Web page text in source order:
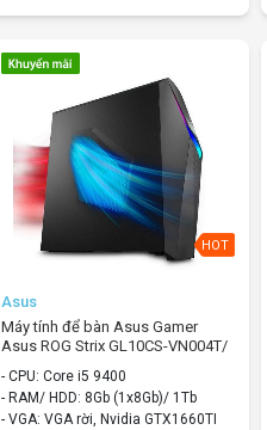
HOT
Asus
Máy tính để bàn Asus Gamer
Asus ROG Strix GL10CS-VN004T/
GTX1660/ Windows 10 home
- CPU: Core i5 9400
- RAM/ HDD: 8Gb (1x8Gb)/ 1Tb
- VGA: VGA rời, Nvidia GTX1660TI